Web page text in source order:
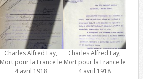
Charles Alfred Fay,
Mort pour la France le
4 avril 1918
Charles Alfred Fay,
Mort pour la France le
4 avril 1918